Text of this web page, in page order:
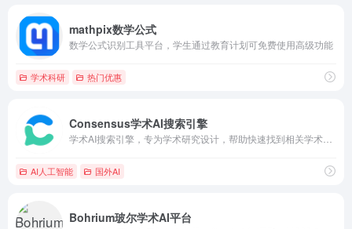
mathpix数学公式
数学公式识别工具平台，学生通过教育计划可免费使用高级功能
学术科研 热门优惠
Consensus学术AI搜索引擎
AI人工智能 国外AI
Bohrium玻尔学术AI平台